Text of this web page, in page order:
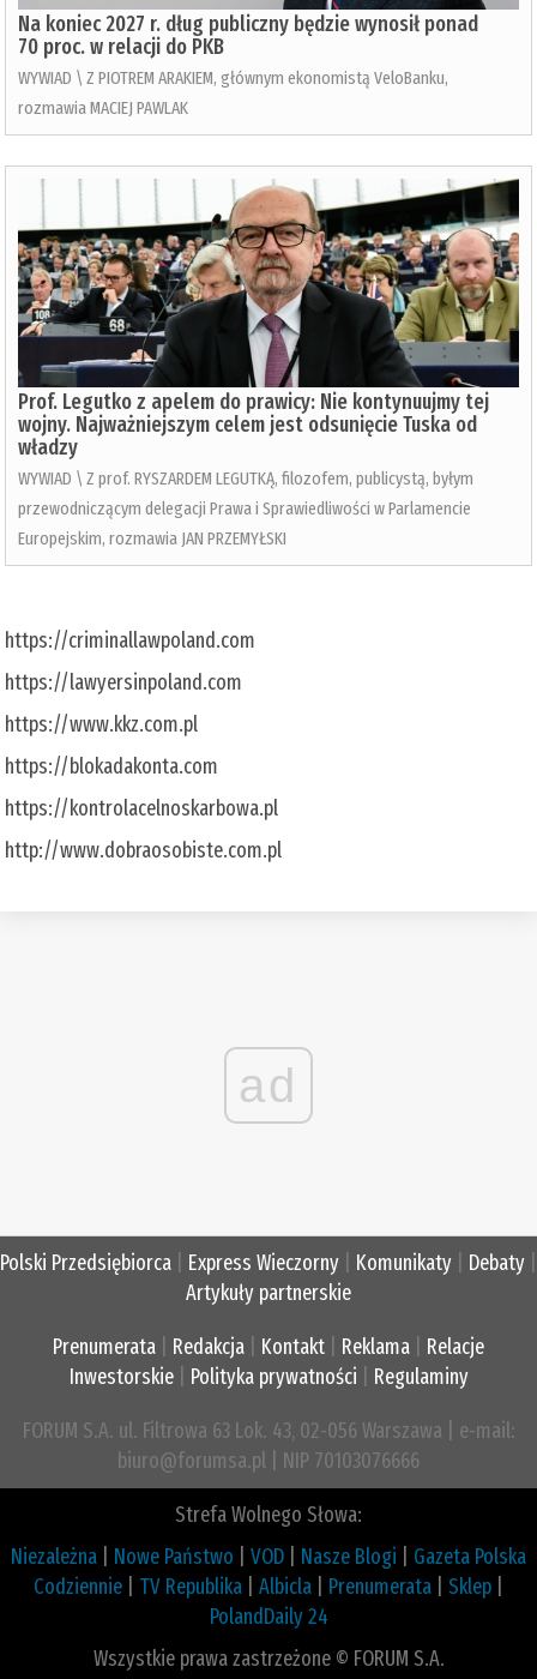
Na koniec 2027 r. dług publiczny będzie wynosił ponad
70 proc. w relacji do PKB
WYWIAD \ Z PIOTREM ARAKIEM, głównym ekonomistą VeloBanku,
rozmawia MACIEJ PAWLAK
Prof. Legutko z apelem do prawicy: Nie kontynuujmy tej
wojny. Najważniejszym celem jest odsunięcie Tuska od
władzy
WYWIAD \ Z prof. RYSZARDEM LEGUTKĄ, filozofem, publicystą, byłym
przewodniczącym delegacji Prawa i Sprawiedliwości w Parlamencie
Europejskim, rozmawia JAN PRZEMYŁSKI
https://criminallawpoland.com
https://lawyersinpoland.com
https://www.kkz.com.pl
https://blokadakonta.com
https://kontrolacelnoskarbowa.pl
http://www.dobraosobiste.com.pl
ad
Polski Przedsiębiorca Express Wieczorny Komunikaty Debaty
Artykuły partnerskie
Prenumerata Redakcja Kontakt Reklama
Relacje
Inwestorskie| Polityka prywatności Regulaminy
FORUM S.A. ul. Filtrowa 63 Lok. 43, 02-056 Warszawa | e-mail:
biuro@forumsa.pl | NIP 70103076666
Strefa Wolnego Słowa:
Niezależna
Nowe Państwo VOD Nasze Blogi
Gazeta Polska
Codziennie
TV Republika Albicla Prenumerata Sklep
PolandDaily 24
Wszystkie prawa zastrzeżone © FORUM S.A.